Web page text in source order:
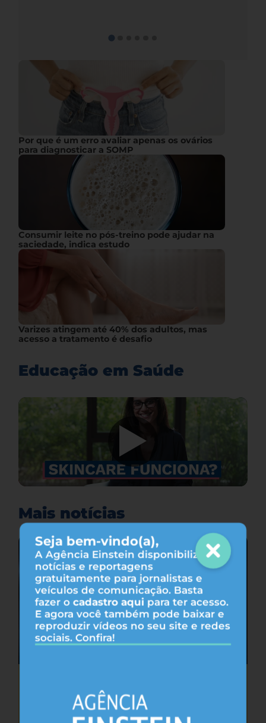
Seja bem-vindo(a),
A Agência Einstein disponibiliza
notícias e reportagens
gratuitamente para jornalistas e
veículos de comunicação. Basta
fazer o cadastro aqui para ter acesso.
E agora você também pode baixar e
reproduzir vídeos no seu site e redes
sociais. Confira!
Por que é um erro avaliar apenas os ovários
para diagnosticar a SOMP
Consumir leite no pós-treino pode ajudar na
saciedade, indica estudo
Varizes atingem até 40% dos adultos, mas
acesso a tratamento é desafio
Educação em Saúde
Mais notícias
Cafeína pode ajudar na memória após
privação do sono, sugere estudo